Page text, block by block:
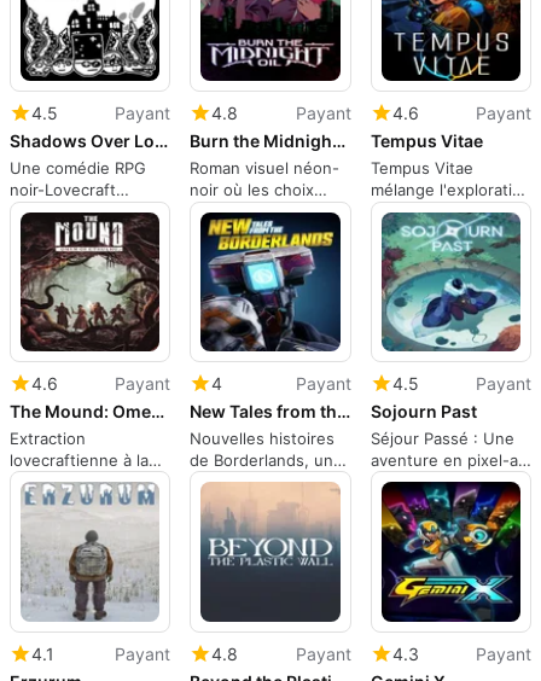
4.5
Payant
Shadows Over Loathing
Une comédie RPG
noir-Lovecraft
construite autour de
l'enquête et des
tactiques absurdes
4.8
Payant
Burn the Midnight Oil
Roman visuel néon-
noir où les choix
dirigent le crime,
l'amour et l'obscurité
4.6
Payant
Tempus Vitae
Tempus Vitae
mélange l'exploration
Metroidvania avec
un combat FPS qui
plie le temps
4.6
Payant
The Mound: Omen of Cthulhu
Extraction
lovecraftienne à la
première personne
dans une jungle
siècle
4
Payant
New Tales from the Borderlands
Nouvelles histoires
de Borderlands, une
aventure
Borderlands
cinématographique
axée sur le choix
4.5
Payant
Sojourn Past
Séjour Passé : Une
aventure en pixel-art
mélancolique avec
un combat tendu
4.1
Payant
4.8
Payant
4.3
Payant